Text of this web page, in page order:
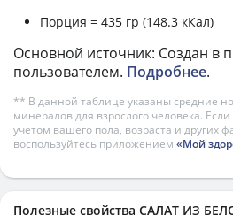
Порция = 435 гр (148.3 кКал)
Основной источник: Создан в
пользователем. Подробнее.
** В данной таблице указаны средние
минералов для взрослого человека.
учетом вашего пола, возраста и других
воспользуйтесь приложением «Мой
Полезные свойства САЛАТ ИЗ